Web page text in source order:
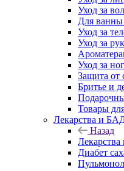
Уход за
Для
Уход за
Уход за
Уход за
Защита от
Бритье и
Товары
Лекарства и
Назад
Диабет